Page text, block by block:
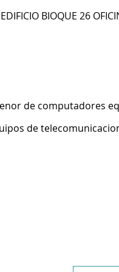
BIOQUE 26
de computadores
de